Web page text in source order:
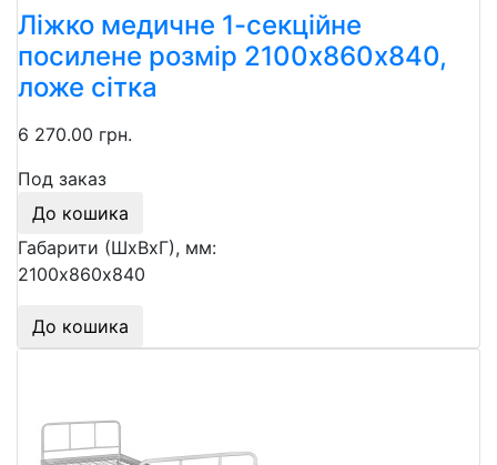
Ліжко медичне 1-секційне
посилене розмір 2100х860х840,
ложе сітка
6 270.00 грн.
Под заказ
До кошика
Габарити (ШхВхГ), мм:
2100х860х840
До кошика